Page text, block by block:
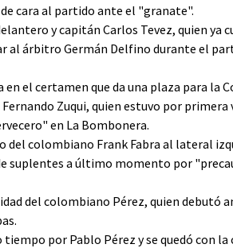
cara al partido ante el "granate".
y capitán Carlos Tevez, quien ya
al árbitro Germán Delfino durante el
el certamen que da una plaza para la
Zuqui, quien estuvo por primera
en La Bombonera.
colombiano Frank Fabra al lateral
suplentes a último momento por
del colombiano Pérez, quien debutó
por Pablo Pérez y se quedó con la